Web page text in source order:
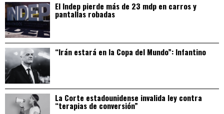
El Indep pierde más de 23 mdp en carros y
pantallas robadas
“Irán estará en la Copa del Mundo”: Infantino
La Corte estadounidense invalida ley contra
“terapias de conversión”